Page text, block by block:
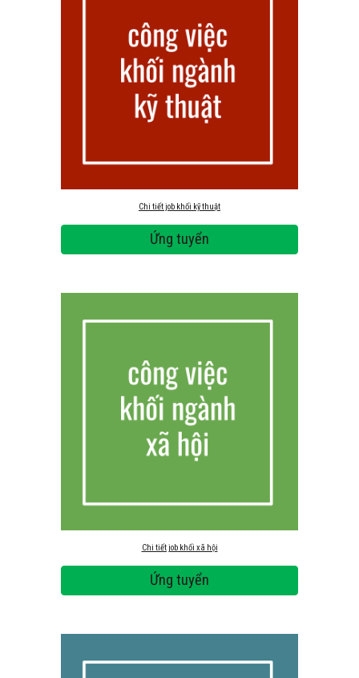
Chi tiết job khối kỹ thuật
Ứng tuyển
Chi tiết job khối xã hội
Ứng tuyển